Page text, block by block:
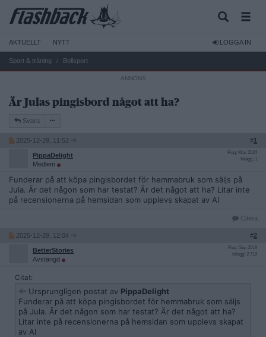
AKTUELLT NYTT LOGGA IN
Sport & träning Bollsport
Är Julas pingisbord något att ha?
Svara
2025-12-29, 11:52 #1
PippaDelight
Medlem
Reg: Mar 2024
Inlägg: 1
Funderar på att köpa pingisbordet för hemmabruk som säljs på
Jula. Är det någon som har testat? Är det något att ha? Litar inte
på recensionerna på hemsidan som upplevs skapat av AI
Citera
2025-12-29, 12:04 #2
BetterStories
Avstängd
Reg: Sep 2019
Inlägg: 2 719
Citat:
Ursprungligen postat av PippaDelight
Funderar på att köpa pingisbordet för hemmabruk som säljs
på Jula. Är det någon som har testat? Är det något att ha?
Litar inte på recensionerna på hemsidan som upplevs skapat
av AI